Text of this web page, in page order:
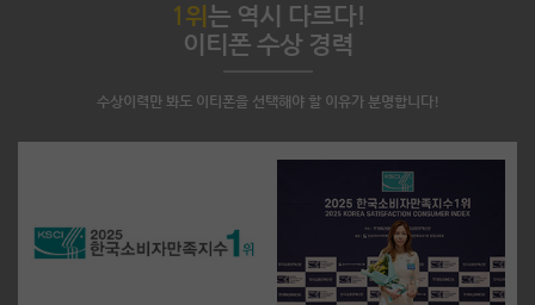
1위 는 역시 다르다!
이티폰 수상 경력
수상이력만 봐도 이티폰을 선택해야 할 이유가 분명합니다!